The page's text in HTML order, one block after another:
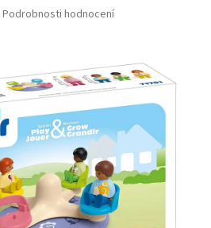
Podrobnosti hodnocení